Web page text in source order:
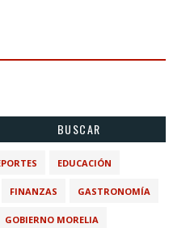
BUSCAR
EDUCACIÓN
FINANZAS GASTRONOMÍA
GOBIERNO MORELIA